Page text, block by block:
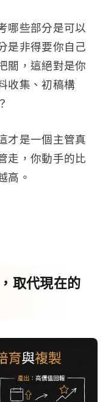
哪些部分是可以
是非得要你自己
關，這絕對是你
收集、初稿構
才是一個主管真
走，你動手的比
高。
取代現在的